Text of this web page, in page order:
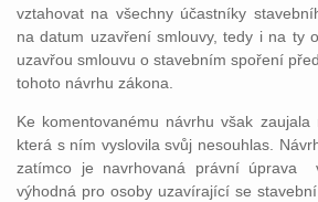
vztahovat na všechny účastníky
na datum uzavření smlouvy, tedy i na ty
uzavřou smlouvu o stavebním spoření
tohoto návrhu zákona.
Ke komentovanému návrhu však zaujala
která s ním vyslovila svůj nesouhlas.
zatímco je navrhovaná právní úprava
výhodná pro osoby uzavírající se